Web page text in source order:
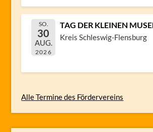
SO.
30
AUG.
2026
TAG DER KLEINEN
Kreis Schleswig-Flensburg
Alle Termine des Fördervereins